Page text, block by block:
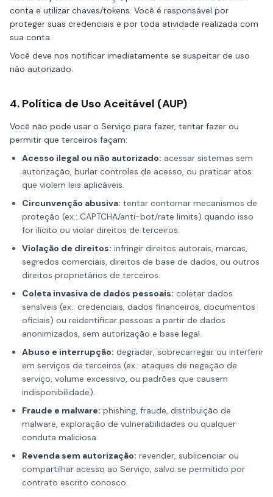
conta e utilizar chaves/tokens. Você é responsável por
proteger suas credenciais e por toda atividade realizada com
sua conta.
Você deve nos notificar imediatamente se suspeitar de uso
não autorizado.
4. Política de Uso Aceitável (AUP)
Você não pode usar o Serviço para fazer, tentar fazer ou
permitir que terceiros façam:
Acesso ilegal ou não autorizado: acessar sistemas sem
autorização, burlar controles de acesso, ou praticar atos
que violem leis aplicáveis.
Circunvenção abusiva: tentar contornar mecanismos de
proteção (ex.: CAPTCHA/anti-bot/rate limits) quando isso
for ilícito ou violar direitos de terceiros.
Violação de direitos: infringir direitos autorais, marcas,
segredos comerciais, direitos de base de dados, ou outros
direitos proprietários de terceiros.
Coleta invasiva de dados pessoais: coletar dados
sensíveis (ex.: credenciais, dados financeiros, documentos
oficiais) ou reidentificar pessoas a partir de dados
anonimizados, sem autorização e base legal.
Abuso e interrupção: degradar, sobrecarregar ou interferir
em serviços de terceiros (ex.: ataques de negação de
serviço, volume excessivo, ou padrões que causem
indisponibilidade).
Fraude e malware: phishing, fraude, distribuição de
malware, exploração de vulnerabilidades ou qualquer
conduta maliciosa.
Revenda sem autorização: revender, sublicenciar ou
compartilhar acesso ao Serviço, salvo se permitido por
contrato escrito conosco.